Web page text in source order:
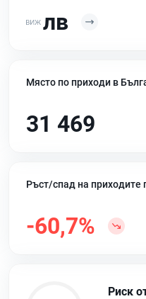
лв
Място по приходи в
31 469
Ръст/спад на приходите
-60,7%
Риск